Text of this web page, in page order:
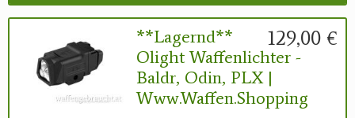
129,00 €
**Lagernd**
Olight Waffenlichter -
Baldr, Odin, PLX |
Www.waffen.shopping